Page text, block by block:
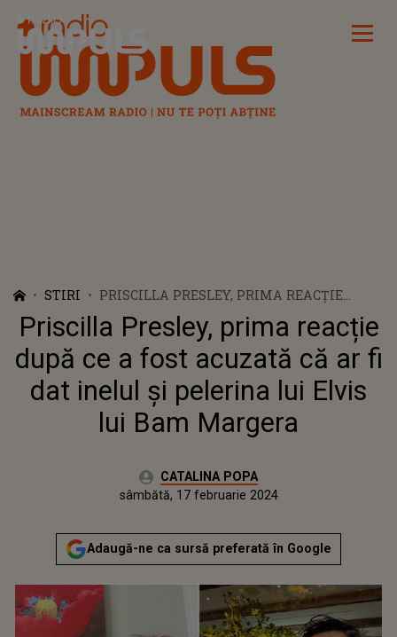
Radio Impuls
STIRI
PRISCILLA PRESLEY, PRIMA REACȚIE
DUPĂ CE A FOST ACUZATĂ CĂ AR FI DAT
INELUL ȘI PELERINA LUI ELVIS LUI BAM
MARGERA
Priscilla Presley, prima reacție
după ce a fost acuzată că ar fi
dat inelul și pelerina lui Elvis
lui Bam Margera
Autor:CATALINA POPA
vineri, 17 februarie 2023Actualizat:
sâmbătă, 17 februarie 2024
Adaugă-ne ca sursă preferată în Google